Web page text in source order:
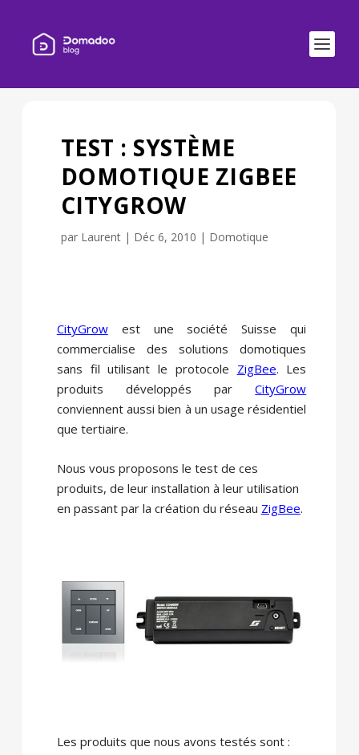
TEST : SYSTÈME
DOMOTIQUE ZIGBEE
CITYGROW
par Laurent| Déc 6, 2010 | Domotique
CityGrowest une société Suisse qui
commercialise des solutions domotiques
sans fil utilisant le protocole ZigBee. Les
produits développés parCityGrow
conviennent aussi bien à un usage résidentiel
que tertiaire.
Nous vous proposons le test de ces
produits, de leur installation à leur utilisation
en passant par la création du réseau ZigBee.
Les produits que nous avons testés sont :